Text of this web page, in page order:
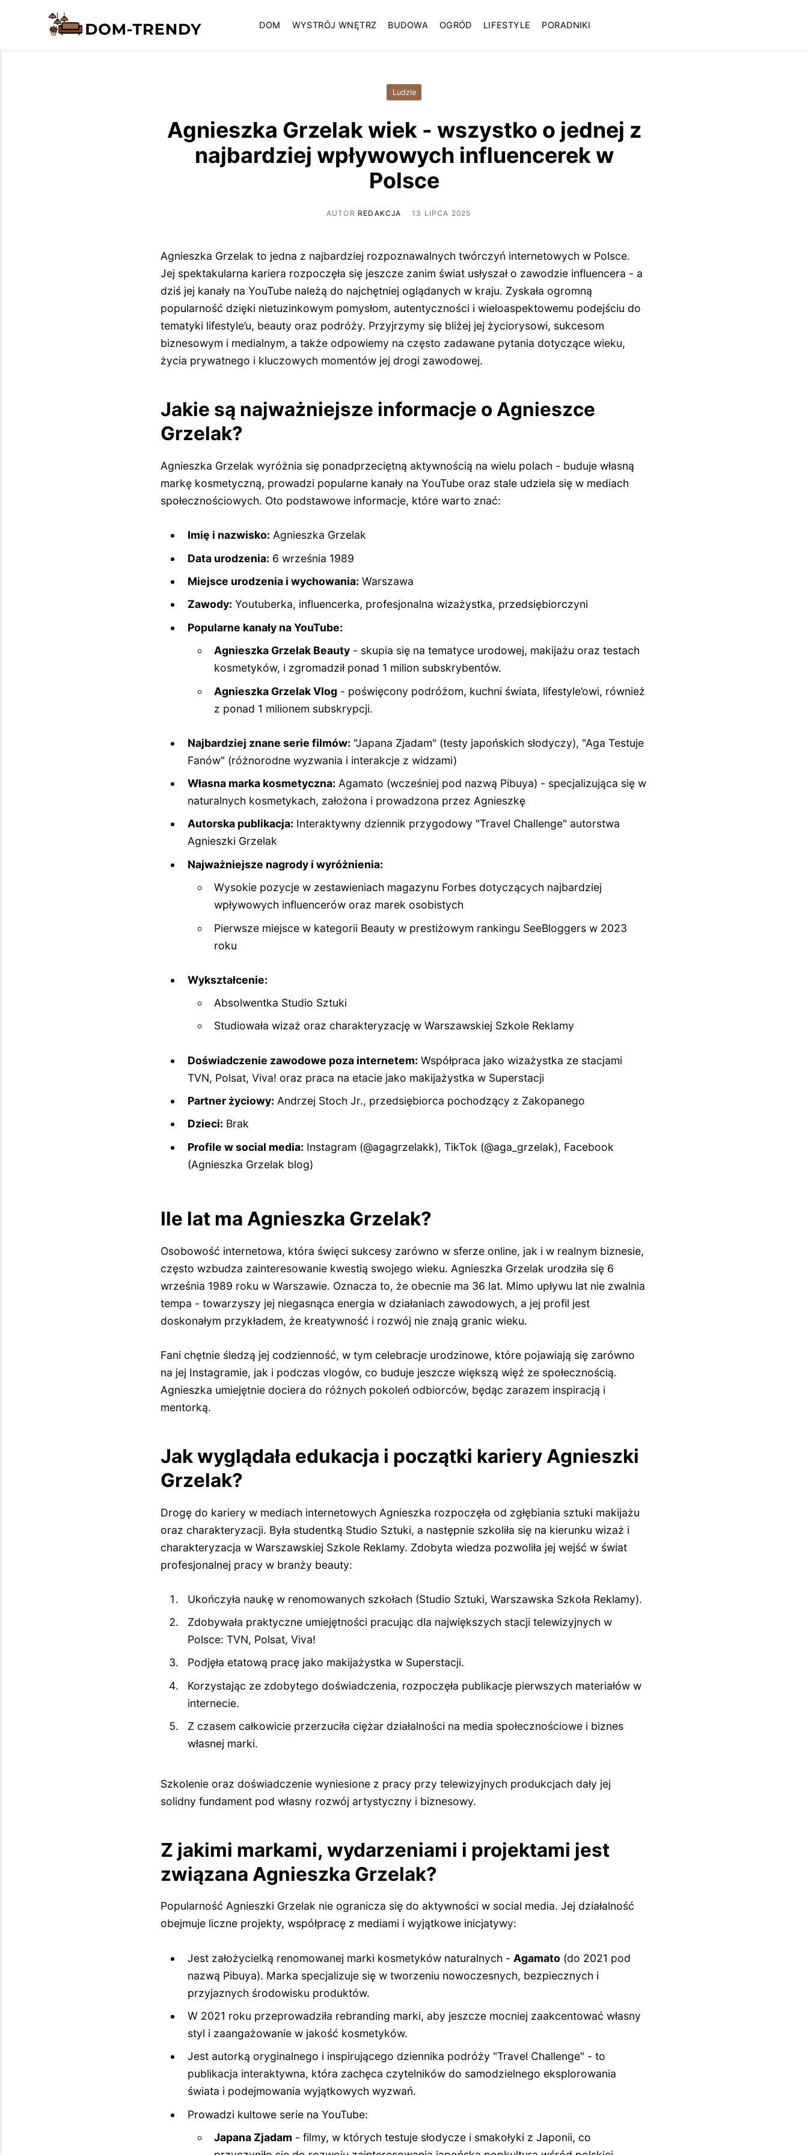
DOM WYSTRÓJ WNĘTRZ BUDOWA OGRÓD LIFESTYLE PORADNIKI
Ludzie
Agnieszka Grzelak wiek - wszystko o jednej z
najbardziej wpływowych influencerek w
Polsce
AUTOR REDAKCJA 13 LIPCA 2025
Agnieszka Grzelak to jedna z najbardziej rozpoznawalnych twórczyń internetowych w Polsce.
Jej spektakularna kariera rozpoczęła się jeszcze zanim świat usłyszał o zawodzie influencera - a
dziś jej kanały na YouTube należą do najchętniej oglądanych w kraju. Zyskała ogromną
popularność dzięki nietuzinkowym pomysłom, autentyczności i wieloaspektowemu podejściu do
tematyki lifestyle’u, beauty oraz podróży. Przyjrzymy się bliżej jej życiorysowi, sukcesom
biznesowym i medialnym, a także odpowiemy na często zadawane pytania dotyczące wieku,
życia prywatnego i kluczowych momentów jej drogi zawodowej.
Jakie są najważniejsze informacje o Agnieszce
Grzelak?
Agnieszka Grzelak wyróżnia się ponadprzeciętną aktywnością na wielu polach - buduje własną
markę kosmetyczną, prowadzi popularne kanały na YouTube oraz stale udziela się w mediach
społecznościowych. Oto podstawowe informacje, które warto znać:
Imię i nazwisko: Agnieszka Grzelak
Data urodzenia: 6 września 1989
Miejsce urodzenia i wychowania: Warszawa
Zawody: Youtuberka, influencerka, profesjonalna wizażystka, przedsiębiorczyni
Popularne kanały na YouTube:
Agnieszka Grzelak Beauty - skupia się na tematyce urodowej, makijażu oraz testach
kosmetyków, i zgromadził ponad 1 milion subskrybentów.
Agnieszka Grzelak Vlog - poświęcony podróżom, kuchni świata, lifestyle’owi, również
z ponad 1 milionem subskrypcji.
Najbardziej znane serie filmów: "Japana Zjadam" (testy japońskich słodyczy), "Aga Testuje
Fanów" (różnorodne wyzwania i interakcje z widzami)
Własna marka kosmetyczna: Agamato (wcześniej pod nazwą Pibuya) - specjalizująca się w
naturalnych kosmetykach, założona i prowadzona przez Agnieszkę
Autorska publikacja: Interaktywny dziennik przygodowy "Travel Challenge" autorstwa
Agnieszki Grzelak
Najważniejsze nagrody i wyróżnienia:
Wysokie pozycje w zestawieniach magazynu Forbes dotyczących najbardziej
wpływowych influencerów oraz marek osobistych
Pierwsze miejsce w kategorii Beauty w prestiżowym rankingu SeeBloggers w 2023
roku
Wykształcenie:
Absolwentka Studio Sztuki
Studiowała wizaż oraz charakteryzację w Warszawskiej Szkole Reklamy
Doświadczenie zawodowe poza internetem: Współpraca jako wizażystka ze stacjami
TVN, Polsat, Viva! oraz praca na etacie jako makijażystka w Superstacji
Partner życiowy: Andrzej Stoch Jr., przedsiębiorca pochodzący z Zakopanego
Dzieci: Brak
Profile w social media: Instagram (@agagrzelakk), TikTok (@aga_grzelak), Facebook
(Agnieszka Grzelak blog)
Ile lat ma Agnieszka Grzelak?
Osobowość internetowa, która święci sukcesy zarówno w sferze online, jak i w realnym biznesie,
często wzbudza zainteresowanie kwestią swojego wieku. Agnieszka Grzelak urodziła się 6
września 1989 roku w Warszawie. Oznacza to, że obecnie ma 36 lat. Mimo upływu lat nie zwalnia
tempa - towarzyszy jej niegasnąca energia w działaniach zawodowych, a jej profil jest
doskonałym przykładem, że kreatywność i rozwój nie znają granic wieku.
Fani chętnie śledzą jej codzienność, w tym celebracje urodzinowe, które pojawiają się zarówno
na jej Instagramie, jak i podczas vlogów, co buduje jeszcze większą więź ze społecznością.
Agnieszka umiejętnie dociera do różnych pokoleń odbiorców, będąc zarazem inspiracją i
mentorką.
Jak wyglądała edukacja i początki kariery Agnieszki
Grzelak?
Drogę do kariery w mediach internetowych Agnieszka rozpoczęła od zgłębiania sztuki makijażu
oraz charakteryzacji. Była studentką Studio Sztuki, a następnie szkoliła się na kierunku wizaż i
charakteryzacja w Warszawskiej Szkole Reklamy. Zdobyta wiedza pozwoliła jej wejść w świat
profesjonalnej pracy w branży beauty:
Ukończyła naukę w renomowanych szkołach (Studio Sztuki, Warszawska Szkoła Reklamy).
Zdobywała praktyczne umiejętności pracując dla największych stacji telewizyjnych w
Polsce: TVN, Polsat, Viva!
Podjęła etatową pracę jako makijażystka w Superstacji.
Korzystając ze zdobytego doświadczenia, rozpoczęła publikacje pierwszych materiałów w
internecie.
Z czasem całkowicie przerzuciła ciężar działalności na media społecznościowe i biznes
własnej marki.
Szkolenie oraz doświadczenie wyniesione z pracy przy telewizyjnych produkcjach dały jej
solidny fundament pod własny rozwój artystyczny i biznesowy.
Z jakimi markami, wydarzeniami i projektami jest
związana Agnieszka Grzelak?
Popularność Agnieszki Grzelak nie ogranicza się do aktywności w social media. Jej działalność
obejmuje liczne projekty, współpracę z mediami i wyjątkowe inicjatywy:
Jest założycielką renomowanej marki kosmetyków naturalnych - Agamato (do 2021 pod
nazwą Pibuya). Marka specjalizuje się w tworzeniu nowoczesnych, bezpiecznych i
przyjaznych środowisku produktów.
W 2021 roku przeprowadziła rebranding marki, aby jeszcze mocniej zaakcentować własny
styl i zaangażowanie w jakość kosmetyków.
Jest autorką oryginalnego i inspirującego dziennika podróży "Travel Challenge" - to
publikacja interaktywna, która zachęca czytelników do samodzielnego eksplorowania
świata i podejmowania wyjątkowych wyzwań.
Prowadzi kultowe serie na YouTube:
Japana Zjadam - filmy, w których testuje słodycze i smakołyki z Japonii, co